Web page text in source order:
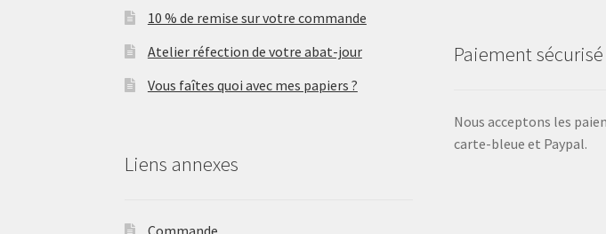
10 % de remise sur votre commande
Atelier réfection de votre abat-jour
Vous faîtes quoi avec mes papiers ?
Liens annexes
Commande
Paiement sécurisé
Nous acceptons les
carte-bleue et Paypal.